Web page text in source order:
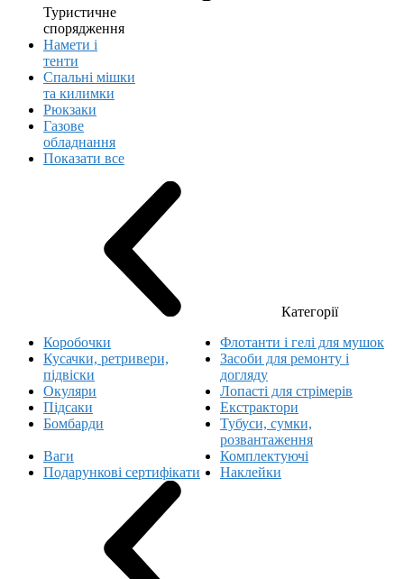
Туристичне
спорядження
Намети і
тенти
Спальні мішки
та килимки
Рюкзаки
Газове
обладнання
Показати все
Категорії
Коробочки
Флотанти і гелі для мушок
Кусачки, ретривери,
підвіски
Засоби для ремонту і
догляду
Окуляри
Лопасті для стрімерів
Підсаки
Екстрактори
Бомбарди
Тубуси, сумки,
розвантаження
Ваги
Комплектуючі
Подарункові сертифікати
Наклейки